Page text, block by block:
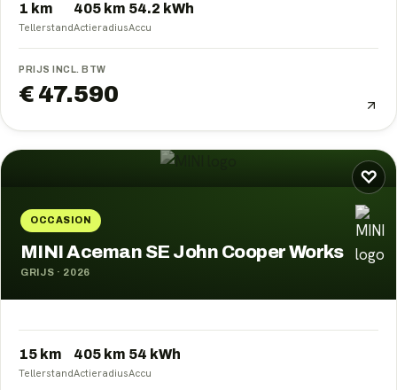
1 km
Tellerstand
405 km
Actieradius
54.2 kWh
Accu
PRIJS INCL. BTW
€ 47.590
♡
OCCASION
MINI Aceman SE John Cooper Works
GRIJS · 2026
15 km
Tellerstand
405 km
Actieradius
54 kWh
Accu